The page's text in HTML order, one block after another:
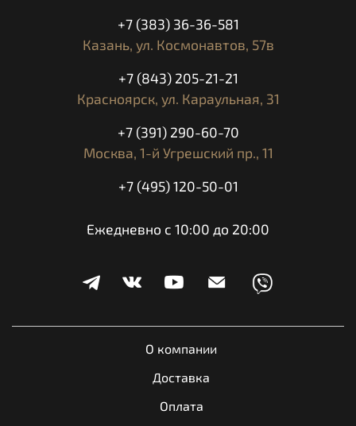
СИСТЕМА РЕГУЛИРОВКИ
ТОРМОЗНОГО ДАВЛЕНИЯ В
ЗАВИСИМОСТИ ОТ УГЛА НАКЛОНА (C-
ABS)
ЦВЕТНОЙ TFT ДИСПЛЕЙ
БЕСКАМЕРНЫЕ СПИЦОВАННЫЕ
АЛЮМИНИЕВАЯ ЗАЩИТА КАРТЕРА
ЗАЩИТА РУК
LED ФАРА И LED ПОВОРОТНИКИ
ГИДРАВЛИЧЕСКИЙ ДЕМПФЕР РУЛЯ
РЕГУЛИРУЕМОЕ ВЕТРОВОЕ СТЕКЛО
РЕГУЛИРУЕМАЯ ЭРГОНОМИКА
KTM MY RIDE + NAVI
О компании
Доставка
Оплата
+7 (383) 36-36-581
Казань, ул. Космонавтов, 57в
+7 (843) 205-21-21
Красноярск, ул. Караульная, 31
+7 (391) 290-60-70
Москва, 1-й Угрешский пр., 11
+7 (495) 120-50-01
Ежедневно с 10:00 до 20:00